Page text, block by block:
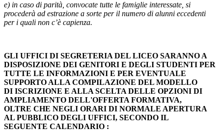
e) in caso di parità, convocate tutte le famiglie interessate, si
procederà ad estrazione a sorte per il numero di alunni eccedenti
per i quali non c’è capienza.
GLI UFFICI DI SEGRETERIA DEL LICEO SARANNO A
DISPOSIZIONE DEI GENITORI E DEGLI STUDENTI PER
TUTTE LE INFORMAZIONI E PER EVENTUALE
SUPPORTO ALLA COMPILAZIONE DEL MODELLO
DI ISCRIZIONE E ALLA SCELTA DELLE OPZIONI DI
AMPLIAMENTO DELL'OFFERTA FORMATIVA,
OLTRE CHE NEGLI ORARI DI NORMALE APERTURA
AL PUBBLICO DEGLI UFFICI, SECONDO IL
SEGUENTE CALENDARIO :